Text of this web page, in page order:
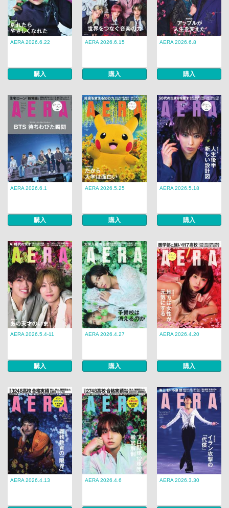
AERA 2026.6.22
購入
AERA 2026.6.15
購入
AERA 2026.6.8
購入
AERA 2026.6.1
購入
AERA 2026.5.25
購入
AERA 2026.5.18
購入
AERA 2026.5.4-11
購入
AERA 2026.4.27
購入
AERA 2026.4.20
購入
AERA 2026.4.13 AERA 2026.4.6 AERA 2026.3.30